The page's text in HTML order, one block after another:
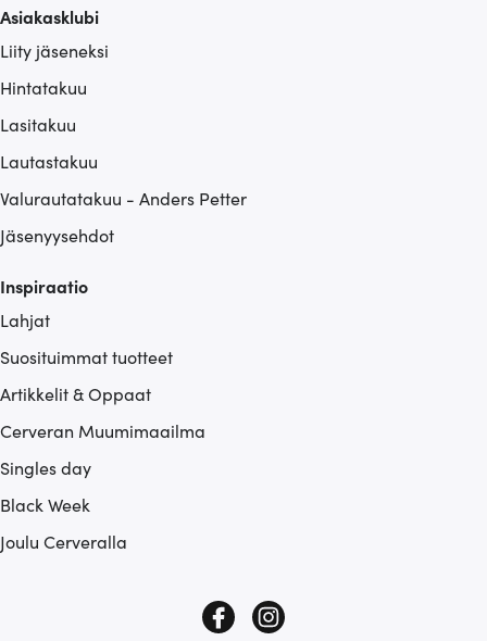
Asiakasklubi
Liity jäseneksi
Hintatakuu
Lasitakuu
Lautastakuu
Valurautatakuu - Anders Petter
Jäsenyysehdot
Inspiraatio
Lahjat
Suosituimmat tuotteet
Artikkelit & Oppaat
Cerveran Muumimaailma
Singles day
Black Week
Joulu Cerveralla